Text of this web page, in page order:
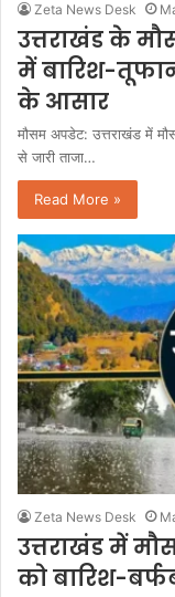
Zeta News Desk
उत्तराखंड के
में बारिश-तूफान
के आसार
मौसम अपडेट: उत्तराखंड में
से जारी ताजा…
Read More »
Zeta News Desk
उत्तराखंड में
को बारिश-